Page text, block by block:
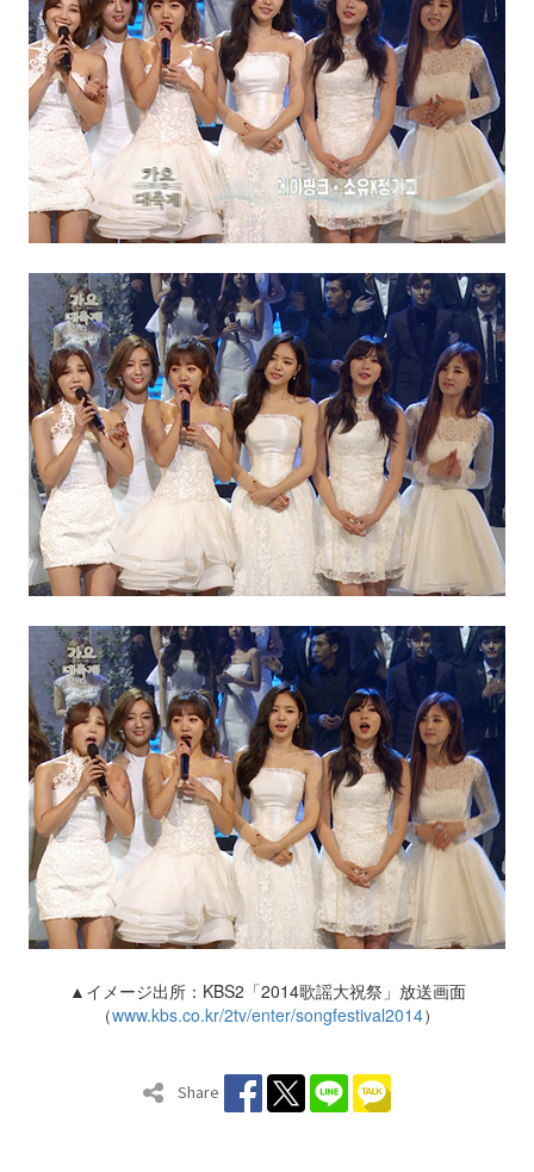
▲イメージ出所：KBS2「2014歌謡大祝祭」放送画面
（www.kbs.co.kr/2tv/enter/songfestival2014）
Share